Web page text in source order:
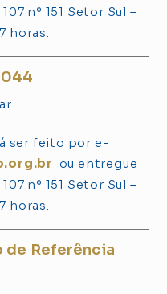
nº 151 Setor Sul –
horas.
ser feito por e-
ou entregue
nº 151 Setor Sul –
horas.
de Referência